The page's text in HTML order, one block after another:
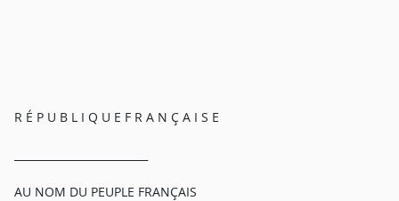
R É P U B L I Q U E F R A N Ç A I S E
AU NOM DU PEUPLE FRANÇAIS